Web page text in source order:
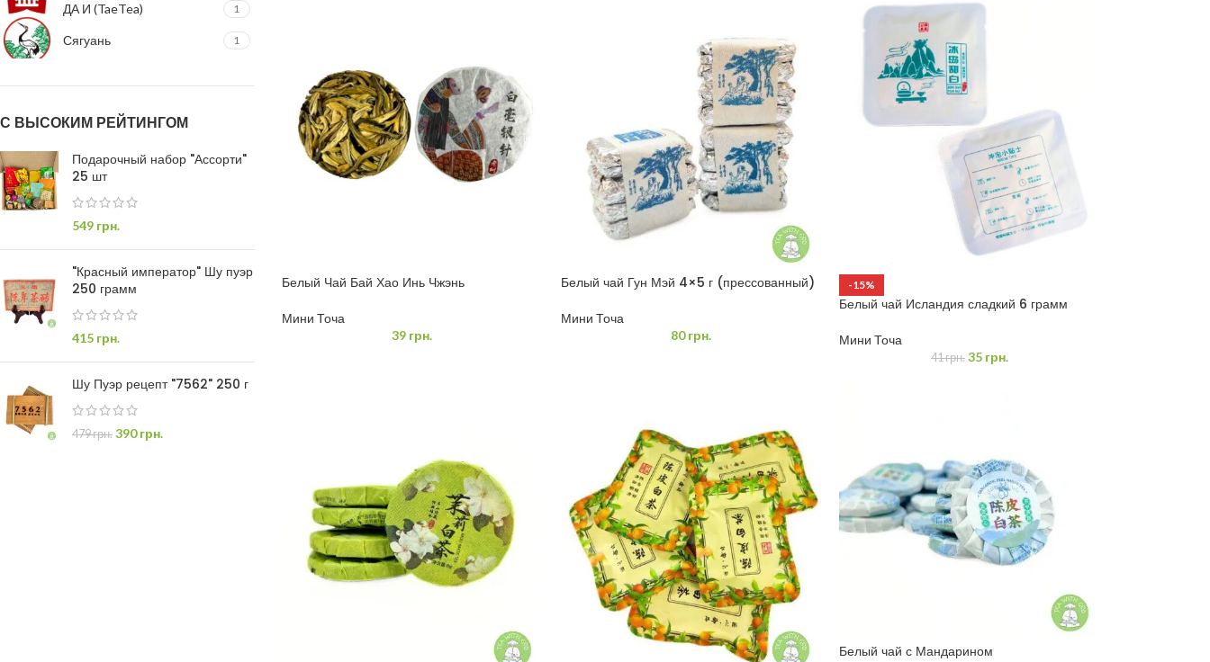
ДА И (TaeTea) 1
Сягуань 1
С ВЫСОКИМ РЕЙТИНГОМ
Подарочный набор "Ассорти"
25 шт
549 грн.
"Красный император" Шу пуэр
250 грамм
415 грн.
Шу Пуэр рецепт "7562" 250 г
479грн. 390грн.
Белый Чай Бай Хао Инь Чжэнь
Мини Точа
39 грн.
Белый чай Гун Мэй 4×5 г (прессованный)
Мини Точа
80грн.
-15%
Белый чай Исландия сладкий 6 грамм
Мини Точа
41грн. 35 грн.
Белый чай с Мандарином